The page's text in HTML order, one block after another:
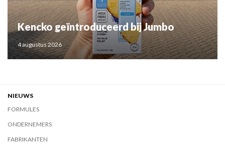
Kencko geïntroduceerd bij Jumbo
4 augustus 2026
NIEUWS
FORMULES
ONDERNEMERS
FABRIKANTEN